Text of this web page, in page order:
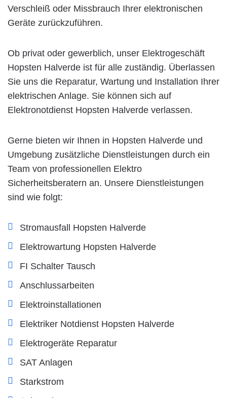
Verschleiß oder Missbrauch Ihrer elektronischen
Geräte zurückzuführen.
Ob privat oder gewerblich, unser Elektrogeschäft
Hopsten Halverde ist für alle zuständig. Überlassen
Sie uns die Reparatur, Wartung und Installation Ihrer
elektrischen Anlage. Sie können sich auf
Elektronotdienst Hopsten Halverde verlassen.
Gerne bieten wir Ihnen in Hopsten Halverde und
Umgebung zusätzliche Dienstleistungen durch ein
Team von professionellen Elektro
Sicherheitsberatern an. Unsere Dienstleistungen
sind wie folgt:
Stromausfall Hopsten Halverde
Elektrowartung Hopsten Halverde
FI Schalter Tausch
Anschlussarbeiten
Elektroinstallationen
Elektriker Notdienst Hopsten Halverde
Elektrogeräte Reparatur
SAT Anlagen
Starkstrom